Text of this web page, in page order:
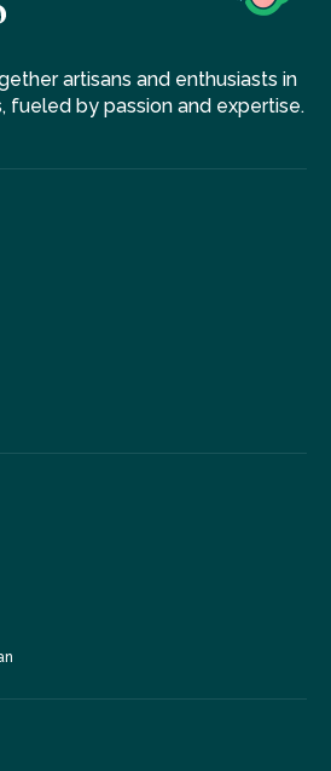
artisans and enthusiasts in
fueled by passion and expertise.